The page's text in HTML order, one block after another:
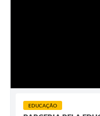
EDUCAÇÃO